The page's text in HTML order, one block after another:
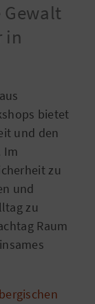
in
bietet
und den
Im
zu
und
zu
Raum